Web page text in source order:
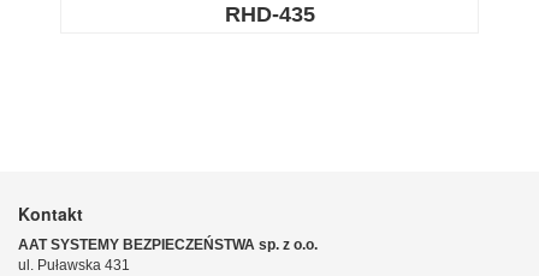
RHD-435
Kontakt
AAT SYSTEMY BEZPIECZEŃSTWA sp. z o.o.
ul. Puławska 431